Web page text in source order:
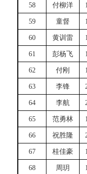
58 付柳洋
59 童督
60 黄训雷
61 彭杨飞
62 付刚
63 李锋
64 李航
65 范勇林
66 祝胜隆
67 桂佳豪
68 周玥